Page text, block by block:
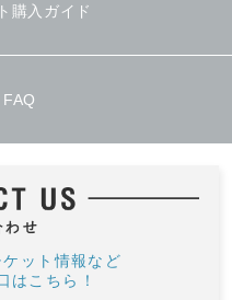
購入ガイド
FAQ
ット情報など
はこちら！